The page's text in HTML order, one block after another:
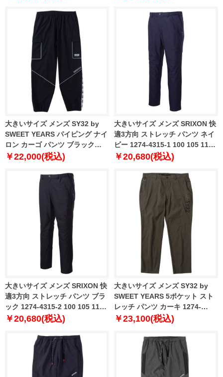
大きいサイズ メンズ SY32 by
SWEET YEARS パイピング ナイ
ロン カーゴ パンツ ブラック
1274-4331-2 3L 4L 5L 6L
￥22,000(税込)
大きいサイズ メンズ SRIXON 快
適3方向 ストレッチ パンツ ネイ
ビー 1274-4315-1 100 105 110
115 120 130 140
￥20,680(税込)
大きいサイズ メンズ SRIXON 快
適3方向 ストレッチ パンツ ブラ
ック 1274-4315-2 100 105 110
115 120 130 140
￥20,680(税込)
大きいサイズ メンズ SY32 by
SWEET YEARS 5ポケット スト
レッチ パンツ カーキ 1274-
4332-3 3L 4L 5L 6L
￥23,100(税込)